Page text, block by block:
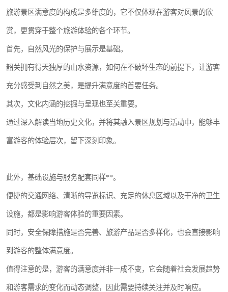
旅游景区满意度的构成是多维度的，它不仅体现在游客对风景的欣
赏，更贯穿于整个旅游体验的各个环节。
首先，自然风光的保护与展示是基础。
韶关拥有得天独厚的山水资源，如何在不破坏生态的前提下，让游客
充分感受到自然之美，是提升满意度的首要任务。
其次，文化内涵的挖掘与呈现也至关重要。
通过深入解读当地历史文化，并将其融入景区规划与活动中，能够丰
富游客的体验层次，留下深刻印象。
此外，基础设施与服务配套同样**。
便捷的交通网络、清晰的导览标识、充足的休息区域以及干净的卫生
设施，都是影响游客体验的重要因素。
同时，安全保障措施是否完善、旅游产品是否多样化，也会直接影响
到游客的整体满意度。
值得注意的是，游客的满意度并非一成不变，它会随着社会发展趋势
和游客需求的变化而动态调整，因此需要持续关注并及时响应。